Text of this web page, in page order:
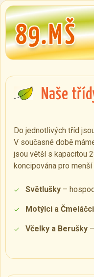
Naše
Do jednotlivých tříd
V současné době
jsou větší s kapacitou
koncipována pro
Světlušky –
Motýlci a Čmeláčci
Včelky a Berušky